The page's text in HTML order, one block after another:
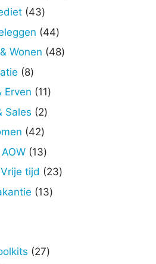
4343
producten
4444
producten
Wonen 4848
88
producten
Erven 1111
Sales 22
4242
producten
1313
producten
tijd 2323
1313
2727